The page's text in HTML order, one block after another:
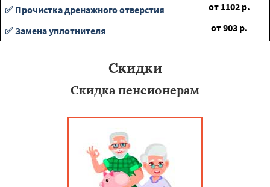
✅ Прочистка дренажного отверстия
от 1102 р.
✅ Замена уплотнителя
от903 р.
Скидки
Скидка пенсионерам